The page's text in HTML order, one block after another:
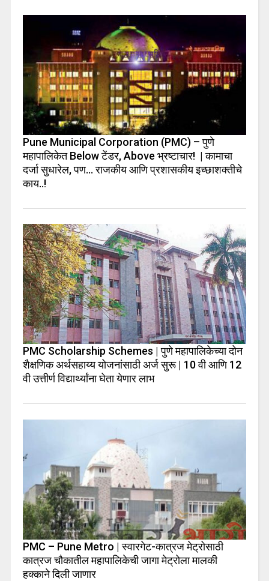
Pune Municipal Corporation (PMC) – पुणे
महापालिकेत Below टेंडर, Above भ्रष्टाचार! | कामाचा
दर्जा सुधारेल, पण… राजकीय आणि प्रशासकीय इच्छाशक्तीचे
काय..!
PMC Scholarship Schemes | पुणे महापालिकेच्या दोन
शैक्षणिक अर्थसहाय्य योजनांसाठी अर्ज सुरू | 10 वी आणि 12
वी उत्तीर्ण विद्यार्थ्यांना घेता येणार लाभ
PMC – Pune Metro | स्वारगेट-कात्रज मेट्रोसाठी
कात्रज चौकातील महापालिकेची जागा मेट्रोला मालकी
हक्काने दिली जाणार